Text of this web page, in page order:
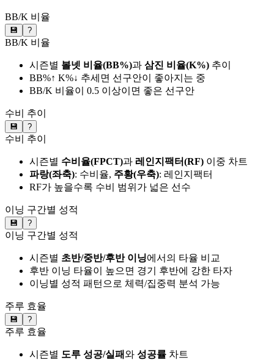
BB/K 비율
💾 ?
BB/K 비율
시즌별 볼넷 비율(BB%)과 삼진 비율(K%) 추이
BB%↑ K%↓ 추세면 선구안이 좋아지는 중
BB/K 비율이 0.5 이상이면 좋은 선구안
수비 추이
💾 ?
수비 추이
시즌별 수비율(FPCT)과 레인지팩터(RF) 이중 차트
파랑(좌축): 수비율, 주황(우축): 레인지팩터
RF가 높을수록 수비 범위가 넓은 선수
이닝 구간별 성적
💾 ?
이닝 구간별 성적
시즌별 초반/중반/후반 이닝에서의 타율 비교
후반 이닝 타율이 높으면 경기 후반에 강한 타자
이닝별 성적 패턴으로 체력/집중력 분석 가능
주루 효율
💾 ?
주루 효율
시즌별 도루 성공/실패와 성공률 차트